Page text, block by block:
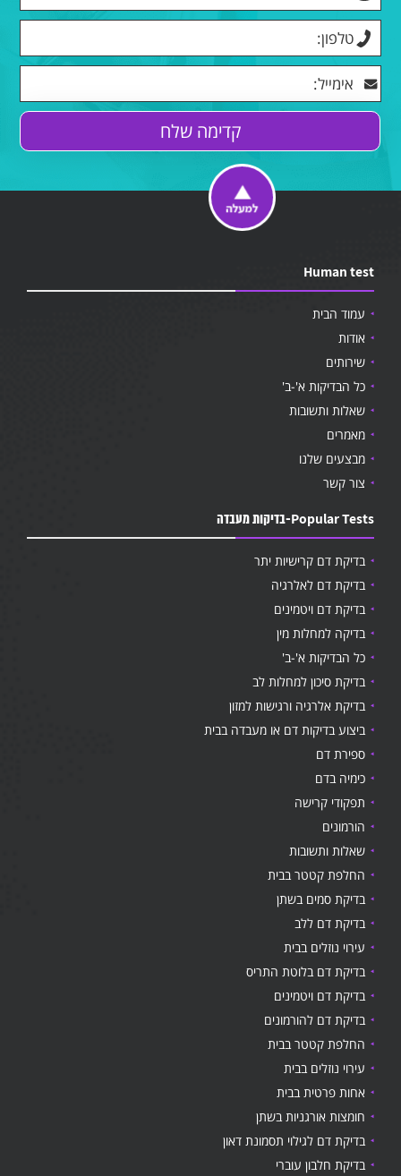
Human test
עמוד הבית
אודות
שירותים
כל הבדיקות א'-ב'
שאלות ותשובות
מאמרים
מבצעים שלנו
צור קשר
Popular Tests-בדיקות מעבדה
בדיקת דם קרישיות יתר
בדיקת דם לאלרגיה
בדיקת דם ויטמינים
בדיקה למחלות מין
כל הבדיקות א'-ב'
בדיקת סיכון למחלות לב
בדיקת אלרגיה ורגישות למזון
ביצוע בדיקות דם או מעבדה בבית
ספירת דם
כימיה בדם
תפקודי קרישה
הורמונים
שאלות ותשובות
החלפת קטטר בבית
בדיקת סמים בשתן
בדיקת דם ללב
עירוי נוזלים בבית
בדיקת דם בלוטת התריס
בדיקת דם ויטמינים
בדיקת דם להורמונים
החלפת קטטר בבית
עירוי נוזלים בבית
אחות פרטית בבית
חומצות אורגניות בשתן
בדיקת דם לגילוי תסמונת דאון
בדיקת חלבון עוברי